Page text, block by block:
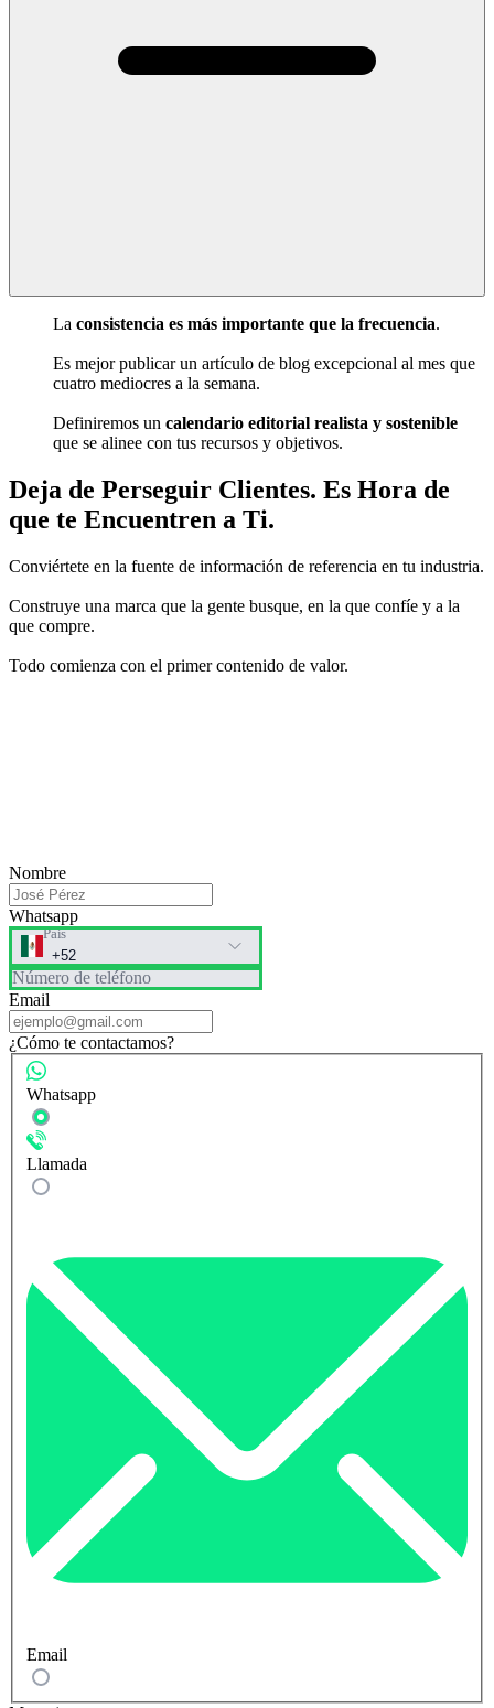
La consistencia es más importante que la frecuencia.
Es mejor publicar un artículo de blog excepcional al mes que
cuatro mediocres a la semana.
Definiremos un calendario editorial realista y sostenible
que se alinee con tus recursos y objetivos.
Deja de Perseguir Clientes. Es Hora de
que te Encuentren a Ti.
Conviértete en la fuente de información de referencia en tu industria.
Construye una marca que la gente busque, en la que confíe y a la
que compre.
Todo comienza con el primer contenido de valor.
Nombre
Whatsapp
País
Número de teléfono
Email
¿Cómo te contactamos?
Whatsapp
Llamada
Email